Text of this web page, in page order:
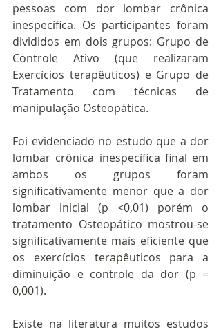
pessoas com dor lombar crônica
inespecífica. Os participantes foram
divididos em dois grupos: Grupo de
Controle Ativo (que realizaram
Exercícios terapêuticos) e Grupo de
Tratamento com técnicas de
manipulação Osteopática.
Foi evidenciado no estudo que a dor
lombar crônica inespecífica final em
ambos os grupos foram
significativamente menor que a dor
lombar inicial (p <0,01) porém o
tratamento Osteopático mostrou-se
significativamente mais eficiente que
os exercícios terapêuticos para a
diminuição e controle da dor (p =
0,001).
Existe na literatura muitos estudos